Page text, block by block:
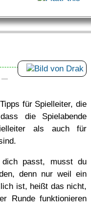
—
für Spielleiter, die
die Spielabende
als auch für
passt, musst du
denn nur weil ein
ist, heißt das nicht,
Runde funktionieren